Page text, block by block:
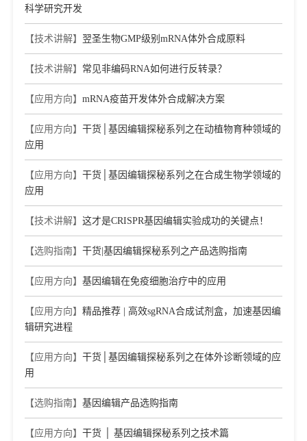
科学研究开发
【技术讲解】 翌圣生物GMP级别mRNA体外合成原料
【技术讲解】 常见非编码RNA如何进行反转录？
【应用方向】 mRNA疫苗开发体外合成解决方案
【应用方向】 干货│基因编辑探秘系列之在动植物育种领域的
应用
【应用方向】 干货│基因编辑探秘系列之在合成生物学领域的
应用
【技术讲解】 这才是CRISPR基因编辑实验成功的关键点！
【选购指南】 干货|基因编辑探秘系列之产品选购指南
【应用方向】 基因编辑在免疫细胞治疗中的应用
【应用方向】 精品推荐 | 高效sgRNA合成试剂盒，加速基因编
辑研究进程
【应用方向】 干货│基因编辑探秘系列之在体外诊断领域的应
用
【选购指南】 基因编辑产品选购指南
【应用方向】 干货 │ 基因编辑探秘系列之技术篇